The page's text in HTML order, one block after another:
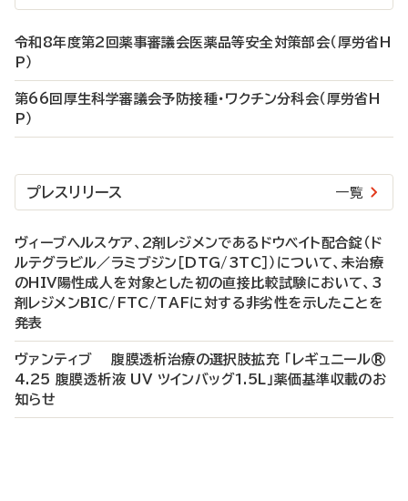
令和8年度第2回薬事審議会医薬品等安全対策部会（厚労省H
P）
第66回厚生科学審議会予防接種・ワクチン分科会（厚労省H
P）
プレスリリース 一覧
ヴィーブヘルスケア、2剤レジメンであるドウベイト配合錠（ド
ルテグラビル／ラミブジン［DTG/3TC］）について、未治療
のHIV陽性成人を対象とした初の直接比較試験において、3
剤レジメンBIC/FTC/TAFに対する非劣性を示したことを
発表
ヴァンティブ 腹膜透析治療の選択肢拡充 「レギュニール®
4.25 腹膜透析液 UV ツインバッグ1.5L」薬価基準収載のお
知らせ